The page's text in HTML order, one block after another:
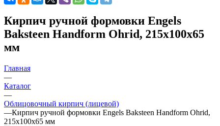
Кирпич ручной формовки Engels
Baksteen Handform Ohrid, 215х100х65
мм
Главная
—
Каталог
—
Облицовочный кирпич (лицевой)
—Кирпич ручной формовки Engels Baksteen Handform Ohrid,
215х100х65 мм